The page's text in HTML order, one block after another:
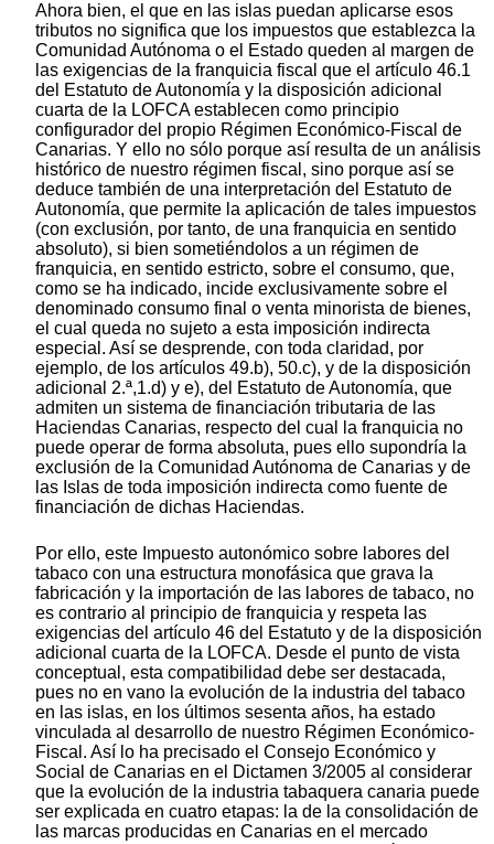
Ahora bien, el que en las islas puedan aplicarse esos
tributos no significa que los impuestos que establezca la
Comunidad Autónoma o el Estado queden al margen de
las exigencias de la franquicia fiscal que el artículo 46.1
del Estatuto de Autonomía y la disposición adicional
cuarta de la LOFCA establecen como principio
configurador del propio Régimen Económico-Fiscal de
Canarias. Y ello no sólo porque así resulta de un análisis
histórico de nuestro régimen fiscal, sino porque así se
deduce también de una interpretación del Estatuto de
Autonomía, que permite la aplicación de tales impuestos
(con exclusión, por tanto, de una franquicia en sentido
absoluto), si bien sometiéndolos a un régimen de
franquicia, en sentido estricto, sobre el consumo, que,
como se ha indicado, incide exclusivamente sobre el
denominado consumo final o venta minorista de bienes,
el cual queda no sujeto a esta imposición indirecta
especial. Así se desprende, con toda claridad, por
ejemplo, de los artículos 49.b), 50.c), y de la disposición
adicional 2.ª,1.d) y e), del Estatuto de Autonomía, que
admiten un sistema de financiación tributaria de las
Haciendas Canarias, respecto del cual la franquicia no
puede operar de forma absoluta, pues ello supondría la
exclusión de la Comunidad Autónoma de Canarias y de
las Islas de toda imposición indirecta como fuente de
financiación de dichas Haciendas.
Por ello, este Impuesto autonómico sobre labores del
tabaco con una estructura monofásica que grava la
fabricación y la importación de las labores de tabaco, no
es contrario al principio de franquicia y respeta las
exigencias del artículo 46 del Estatuto y de la disposición
adicional cuarta de la LOFCA. Desde el punto de vista
conceptual, esta compatibilidad debe ser destacada,
pues no en vano la evolución de la industria del tabaco
en las islas, en los últimos sesenta años, ha estado
vinculada al desarrollo de nuestro Régimen Económico-
Fiscal. Así lo ha precisado el Consejo Económico y
Social de Canarias en el Dictamen 3/2005 al considerar
que la evolución de la industria tabaquera canaria puede
ser explicada en cuatro etapas: la de la consolidación de
las marcas producidas en Canarias en el mercado